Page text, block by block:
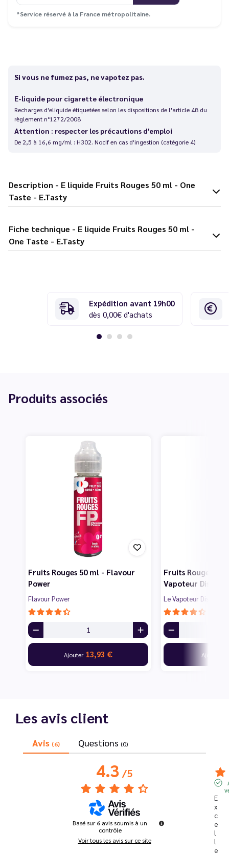
*Service réservé à la France métropolitaine.
Si vous ne fumez pas, ne vapotez pas.
E-liquide pour cigarette électronique
Recharges d'eliquide étiquetées selon les dispositions de l'article 48 du
règlement n°1272/2008
Attention : respecter les précautions d'emploi
De 2,5 à 16,6 mg/ml : H302. Nocif en cas d'ingestion (catégorie 4)
Description - E liquide Fruits Rouges 50 ml - One
Taste - E.Tasty
Fiche technique - E liquide Fruits Rouges 50 ml -
One Taste - E.Tasty
Expédition avant 19h00
dès 0,00€ d'achats
Produits associés
Fruits Rouges 50 ml - Flavour
Power
Flavour Power
Ajouter 13,93 €
Fruits Rouges 50
Vapoteur
Le Vapoteur Discount
Ajouter
Les avis client
Avis (6) Questions (0)
4.3/5
Basé sur6 avis soumis à un
contrôle
Voir tous les avis sur ce site
E
x
c
e
l
l
e